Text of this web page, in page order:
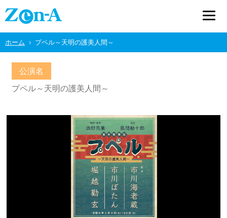
ホーム プペル～天明の護美人間～
公演名
プペル～天明の護美人間～